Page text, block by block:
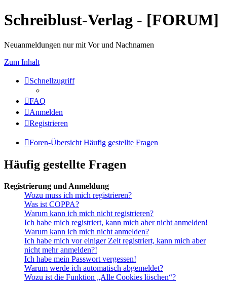
Schreiblust-Verlag - [FORUM]
Neuanmeldungen nur mit Vor und Nachnamen
Zum Inhalt
Schnellzugriff
FAQ
Anmelden
Registrieren
Foren-Übersicht Häufig gestellte Fragen
Häufig gestellte Fragen
Registrierung und Anmeldung
Wozu muss ich mich registrieren?
Was ist COPPA?
Warum kann ich mich nicht registrieren?
Ich habe mich registriert, kann mich aber nicht anmelden!
Warum kann ich mich nicht anmelden?
Ich habe mich vor einiger Zeit registriert, kann mich aber
nicht mehr anmelden?!
Ich habe mein Passwort vergessen!
Warum werde ich automatisch abgemeldet?
Wozu ist die Funktion „Alle Cookies löschen“?